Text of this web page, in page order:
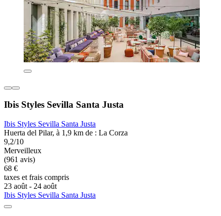
Ibis Styles Sevilla Santa Justa
Ibis Styles Sevilla Santa Justa
Huerta del Pilar, à 1,9 km de : La Corza
9,2/10
Merveilleux
(961 avis)
68 €
taxes et frais compris
23 août - 24 août
Ibis Styles Sevilla Santa Justa